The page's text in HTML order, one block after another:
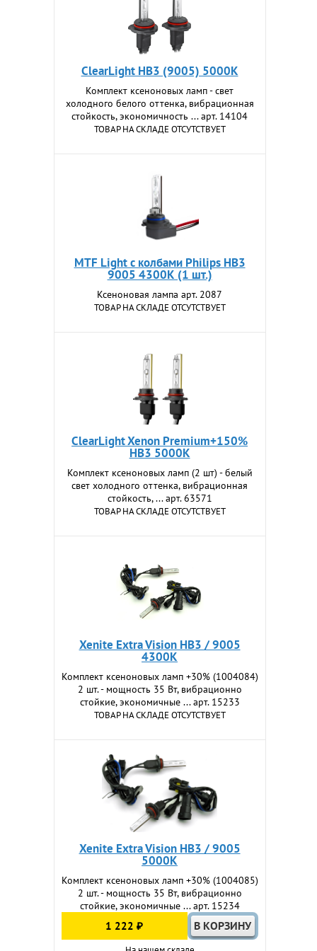
ClearLight HB3 (9005) 5000K
Комплект ксеноновых ламп - свет
холодного белого оттенка, вибрационная
стойкость, экономичность ... арт. 14104
ТОВАР НА СКЛАДЕ ОТСУТСТВУЕТ
MTF Light с колбами Philips HB3
9005 4300К (1 шт.)
Ксеноновая лампа арт. 2087
ТОВАР НА СКЛАДЕ ОТСУТСТВУЕТ
ClearLight Xenon Premium+150%
HB3 5000K
Комплект ксеноновых ламп (2 шт) - белый
свет холодного оттенка, вибрационная
стойкость, ... арт. 63571
ТОВАР НА СКЛАДЕ ОТСУТСТВУЕТ
Xenite Extra Vision HB3 / 9005
4300K
Комплект ксеноновых ламп +30% (1004084)
2 шт. - мощность 35 Вт, вибрационно
стойкие, экономичные ... арт. 15233
ТОВАР НА СКЛАДЕ ОТСУТСТВУЕТ
Xenite Extra Vision HB3 / 9005
5000K
Комплект ксеноновых ламп +30% (1004085)
2 шт. - мощность 35 Вт, вибрационно
стойкие, экономичные ... арт. 15234
1 222 ₽